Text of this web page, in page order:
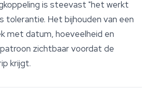
is steevast "het werkt
tolerantie. Het bijhouden van een
met datum, hoeveelheid en
zichtbaar voordat de
krijgt.